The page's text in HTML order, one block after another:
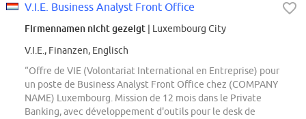
V.I.E. Business Analyst Front Office
Firmennamen nicht gezeigt | Luxembourg City
V.I.E., Finanzen, Englisch
“Offre de VIE (Volontariat International en Entreprise) pour
un poste de Business Analyst Front Office chez (COMPANY
NAME) Luxembourg. Mission de 12 mois dans le Private
Banking, avec développement d'outils pour le desk de